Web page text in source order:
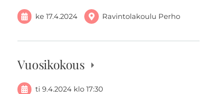
ke 17.4.2024 Ravintolakoulu Perho
Vuosikokous
ti 9.4.2024 klo 17:30